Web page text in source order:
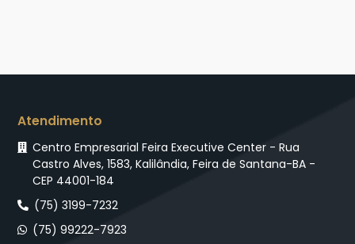
Atendimento
Centro Empresarial Feira Executive Center - Rua
Castro Alves, 1583, Kalilândia, Feira de Santana-BA -
CEP 44001-184
(75) 3199-7232
(75) 99222-7923